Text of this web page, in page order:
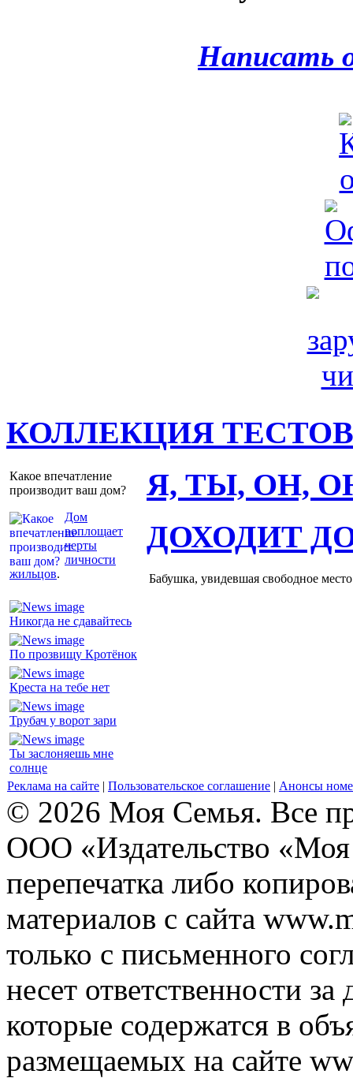
Написать
КОЛЛЕКЦИЯ ТЕСТОВ
Какое впечатление
производит ваш дом?
Дом
воплощает
черты
личности
жильцов.
Я, ТЫ, ОН,
Никогда не сдавайтесь
По прозвищу Кротёнок
Креста на тебе нет
Трубач у ворот зари
Ты заслоняешь мне
солнце
ДОХОДИТ
Бабушка, увидевшая свободное
Реклама на сайте | Пользовательское соглашение | Анонсы
© 2026 Моя Семья. Все
ООО «Издательство
перепечатка либо
материалов с сайта
только с письменного
несет ответственности
которые содержатся в
размещаемых на сайте